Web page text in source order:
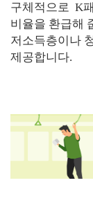
구체적으로 K
비율을 환급해
저소득층이나
제공합니다.